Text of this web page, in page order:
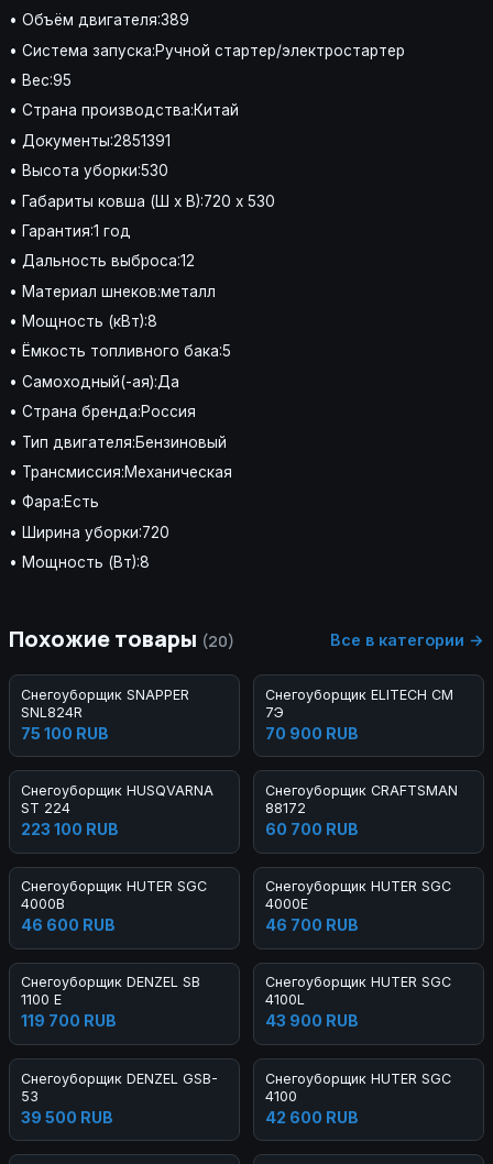
• Объём двигателя:389
• Система запуска:Ручной стартер/электростартер
• Вес:95
• Страна производства:Китай
• Документы:2851391
• Высота уборки:530
• Габариты ковша (Ш х В):720 x 530
• Гарантия:1 год
• Дальность выброса:12
• Материал шнеков:металл
• Мощность (кВт):8
• Ёмкость топливного бака:5
• Самоходный(-ая):Да
• Страна бренда:Россия
• Тип двигателя:Бензиновый
• Трансмиссия:Механическая
• Фара:Есть
• Ширина уборки:720
• Мощность (Вт):8
Похожие товары (20) Все в категории →
Снегоуборщик SNAPPER
SNL824R
75 100 RUB
Снегоуборщик ELITECH СМ
7Э
70 900 RUB
Снегоуборщик HUSQVARNA
ST 224
223 100 RUB
Снегоуборщик CRAFTSMAN
88172
60 700 RUB
Снегоуборщик HUTER SGC
4000B
46 600 RUB
Снегоуборщик HUTER SGC
4000E
46 700 RUB
Снегоуборщик DENZEL SB
1100 E
119 700 RUB
Снегоуборщик HUTER SGC
4100L
43 900 RUB
Снегоуборщик DENZEL GSB-
53
39 500 RUB
Снегоуборщик HUTER SGC
4100
42 600 RUB